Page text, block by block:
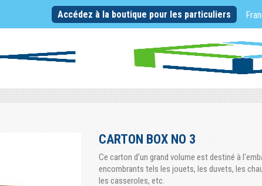
Accédez à la boutique pour les particuliers
CARTON BOX NO 3
Ce carton d'un grand volume est destiné à
encombrants tels les jouets, les duvets, les
les casseroles, etc.